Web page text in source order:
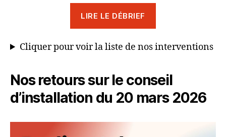
LIRE LE DÉBRIEF
Cliquer pour voir la liste de nos interventions
Nos retours sur le conseil
d’installation du 20 mars 2026